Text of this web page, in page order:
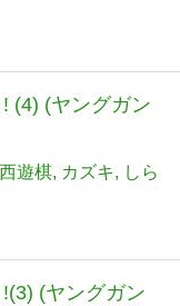
(4) (ヤングガン
西遊棋 カズキ
しら
(ヤングガン